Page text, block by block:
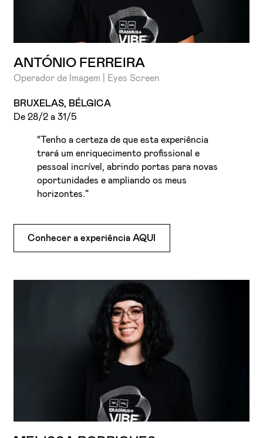
ANTÓNIO FERREIRA
Operador de Imagem | Eyes Screen
BRUXELAS, BÉLGICA
De 28/2 a 31/5
“Tenho a certeza de que esta experiência
trará um enriquecimento profissional e
pessoal incrível, abrindo portas para novas
oportunidades e ampliando os meus
horizontes.”
Conhecer a experiência AQUI